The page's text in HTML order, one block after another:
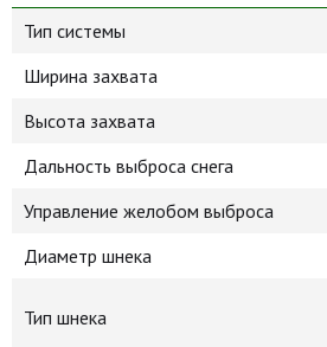
Тип системы
Ширина захвата
Высота захвата
Дальность выброса снега
Управление желобом выброса
Диаметр шнека
Тип шнека